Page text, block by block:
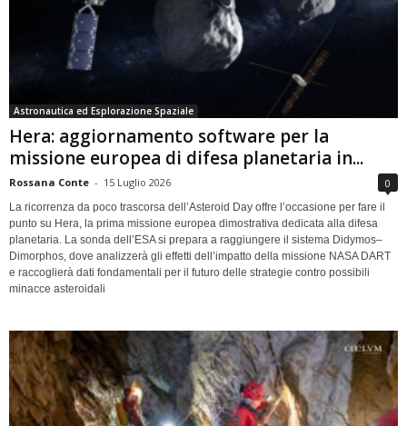
Astronautica ed Esplorazione Spaziale
Hera: aggiornamento software per la
missione europea di difesa planetaria in...
Rossana Conte - 15 Luglio 2026 0
La ricorrenza da poco trascorsa dell’Asteroid Day offre l’occasione per fare il
punto su Hera, la prima missione europea dimostrativa dedicata alla difesa
planetaria. La sonda dell’ESA si prepara a raggiungere il sistema Didymos–
Dimorphos, dove analizzerà gli effetti dell’impatto della missione NASA DART
e raccoglierà dati fondamentali per il futuro delle strategie contro possibili
minacce asteroidali